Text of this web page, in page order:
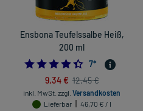
Ensbona Teufelssalbe Heiß,
200 ml
7*
9,34 € 12,45 €
inkl. MwSt. zzgl. Versandkosten
Lieferbar
46,70 € / l